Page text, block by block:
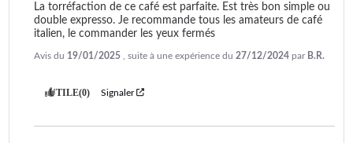
La torréfaction de ce café est parfaite. Est très bon simple ou
double expresso. Je recommande tous les amateurs de café
italien, le commander les yeux fermés
Avis du 19/01/2025 , suite à une expérience du 27/12/2024 par B.R.
UTILE(0) Signaler